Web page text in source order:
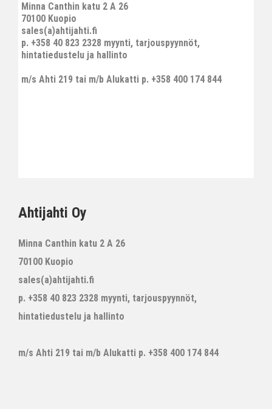
Minna Canthin katu 2 A 26
70100 Kuopio
sales(a)ahtijahti.fi
p. +358 40 823 2328 myynti, tarjouspyynnöt,
hintatiedustelu ja hallinto
m/s Ahti 219 tai m/b Alukatti p. +358 400 174 844
Ahtijahti Oy
Minna Canthin katu 2 A 26
70100 Kuopio
sales(a)ahtijahti.fi
p. +358 40 823 2328 myynti, tarjouspyynnöt,
hintatiedustelu ja hallinto
m/s Ahti 219 tai m/b Alukatti p. +358 400 174 844